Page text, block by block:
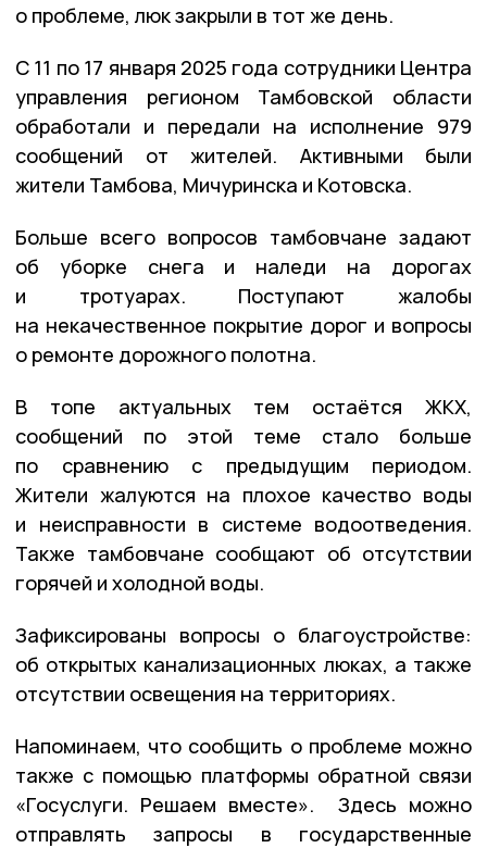
о проблеме, люк закрыли в тот же день.
С 11 по 17 января 2025 года сотрудники Центра
управления регионом Тамбовской области
обработали и передали на исполнение 979
сообщений от жителей. Активными были
жители Тамбова, Мичуринска и Котовска.
Больше всего вопросов тамбовчане задают
об уборке снега и наледи на дорогах
и тротуарах. Поступают жалобы
на некачественное покрытие дорог и вопросы
о ремонте дорожного полотна.
В топе актуальных тем остаётся ЖКХ,
сообщений по этой теме стало больше
по сравнению с предыдущим периодом.
Жители жалуются на плохое качество воды
и неисправности в системе водоотведения.
Также тамбовчане сообщают об отсутствии
горячей и холодной воды.
Зафиксированы вопросы о благоустройстве:
об открытых канализационных люках, а также
отсутствии освещения на территориях.
Напоминаем, что сообщить о проблеме можно
также с помощью платформы обратной связи
«Госуслуги. Решаем вместе». Здесь можно
отправлять запросы в государственные